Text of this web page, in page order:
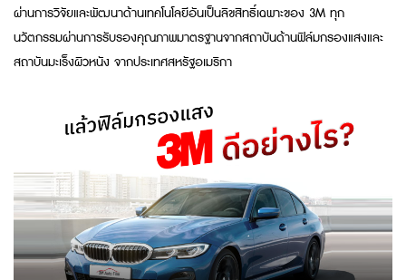
ผ่านการวิจัยและพัฒนาด้านเทคโนโลยีอันเป็นลิขสิทธิ์เฉพาะของ 3M ทุก
นวัตกรรมผ่านการรับรองคุณภาพมาตรฐานจากสถาบันด้านฟิล์มกรองแสงและ
สถาบันมะเร็งผิวหนัง จากประเทศสหรัฐอเมริกา